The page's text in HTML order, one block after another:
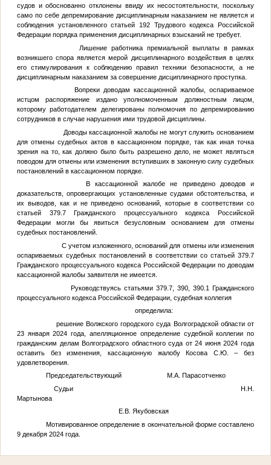
судов и обоснованно отклонены ввиду их несостоятельности, поскольку
само по себе депремирование дисциплинарным наказанием не является и
соблюдения установленного статьей 192 Трудового кодекса Российской
Федерации порядка применения дисциплинарных взысканий не требует.
Лишение работника премиальной выплаты в рамках
возникшего спора является мерой дисциплинарного воздействия в целях
его стимулирования к соблюдению правил техники безопасности, а не
дисциплинарным наказанием за совершение дисциплинарного проступка.
Вопреки доводам кассационной жалобы, оспариваемое
истцом распоряжение издано уполномоченным должностным лицом,
которому работодателем делегированы полномочия по депремированию
сотрудников в случае нарушения ими трудовой дисциплины.
Доводы кассационной жалобы не могут служить основанием
для отмены судебных актов в кассационном порядке, так как иная точка
зрения на то, как должно было быть разрешено дело, не может являться
поводом для отмены или изменения вступивших в законную силу судебных
постановлений в кассационном порядке.
В кассационной жалобе не приведено доводов и
доказательств, опровергающих установленные судами обстоятельства, и
их выводов, как и не приведено оснований, которые в соответствии со
статьей 379.7 Гражданского процессуального кодекса Российской
Федерации могли бы явиться безусловным основанием для отмены
судебных постановлений.
С учетом изложенного, оснований для отмены или изменения
оспариваемых судебных постановлений в соответствии со статьей 379.7
Гражданского процессуального кодекса Российской Федерации по доводам
кассационной жалобы заявителя не имеется.
Руководствуясь статьями 379.7, 390, 390.1 Гражданского
процессуального кодекса Российской Федерации, судебная коллегия
определила:
решение Волжского городского суда Волгоградской области от
23 января 2024 года, апелляционное определение судебной коллегии по
гражданским делам Волгоградского областного суда от 24 июня 2024 года
оставить без изменения, кассационную жалобуКосова С.Ю.
– без
удовлетворения.
Председательствующий М.А. Парасотченко
Судьи Н.Н.
Мартынова
Е.В. Якубовская
Мотивированное определение в окончательной форме составлено
9 декабря 2024 года.